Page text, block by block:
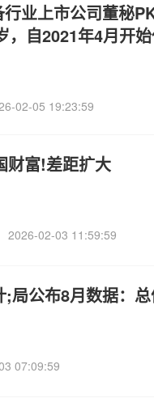
业上市公司董秘
，自2021年4月开
02-05 19:23:59
财富!差距扩大
2026-02-03 11:59:59
局公布8月数据：
07:09:59